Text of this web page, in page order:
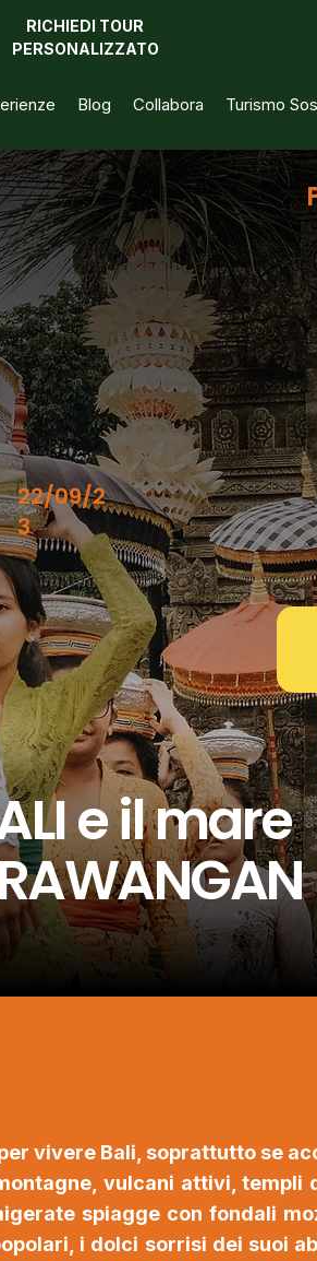
Blog Collabora Turismo
RICHIEDI TOUR
PERSONALIZZATO
22/09/2
3
e il mare
vivere Bali, soprattutto se
vulcani attivi, templi
spiagge con fondali
i dolci sorrisi dei suoi